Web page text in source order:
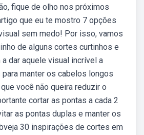
fique de olho nos próximos
que eu te mostro 7 opções
sem medo! Por isso, vamos
de alguns cortes curtinhos e
dar aquele visual incrível a
para manter os cabelos longos
você não queira reduzir o
cortar as pontas a cada 2
as pontas duplas e manter os
30 inspirações de cortes em